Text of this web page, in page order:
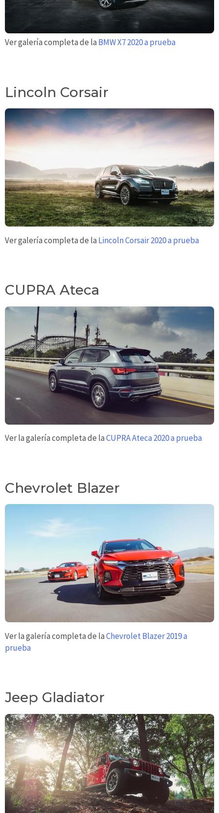
Ver galería completa de la BMW X7 2020 a prueba
Lincoln Corsair
Ver galería completa de la Lincoln Corsair 2020 a prueba
CUPRA Ateca
Ver la galería completa de laCUPRA Ateca 2020 a prueba
Chevrolet Blazer
Ver la galería completa de laChevrolet Blazer 2019 a
prueba
Jeep Gladiator